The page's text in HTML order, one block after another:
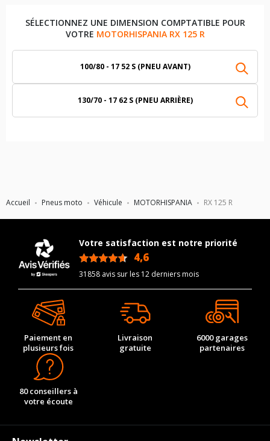
Accueil Pneus moto Véhicule MOTORHISPANIA RX 125 R
SÉLECTIONNEZ UNE DIMENSION COMPTATIBLE POUR
VOTRE MOTORHISPANIA RX 125 R
100/80 - 17 52 S (PNEU AVANT)
130/70 - 17 62 S (PNEU ARRIÈRE)
Votre satisfaction est notre priorité
4,6
31858 avis sur les 12 derniers mois
Paiement en
plusieurs fois
Livraison
gratuite
6000 garages
partenaires
80 conseillers à
votre écoute